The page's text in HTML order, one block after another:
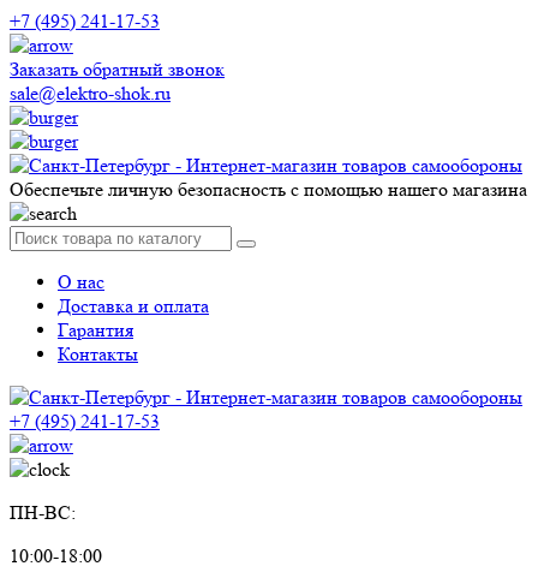
+7 (495) 241-17-53
Заказать обратный звонок
sale@elektro-shok.ru
Обеспечьте личную безопасность с помощью нашего магазина
О нас
Доставка и оплата
Гарантия
Контакты
+7 (495) 241-17-53
ПН-ВС:
10:00-18:00